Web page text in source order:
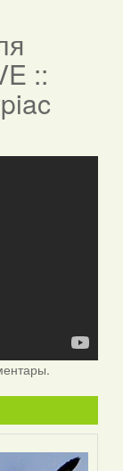
::